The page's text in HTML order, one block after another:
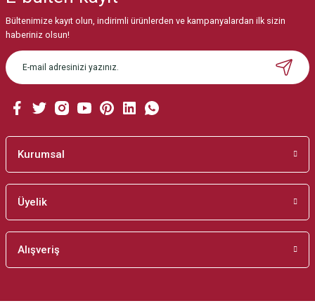
Ürün resmi kalitesiz, bozuk veya görüntülenemiyor.
Ürün açıklamasında eksik bilgiler bulunuyor.
Ürün bilgilerinde hatalar bulunuyor.
Bu ürüne benzer farklı alternatifler olmalı.
Bültenimize kayıt olun, indirimli ürünlerden ve kampanyalardan ilk sizin
haberiniz olsun!
Kurumsal
Üyelik
Alışveriş